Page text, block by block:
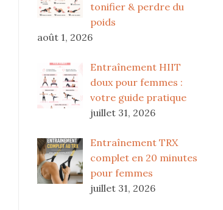
tonifier & perdre du
poids
août 1, 2026
Entraînement HIIT
doux pour femmes :
votre guide pratique
juillet 31, 2026
Entraînement TRX
complet en 20 minutes
pour femmes
juillet 31, 2026